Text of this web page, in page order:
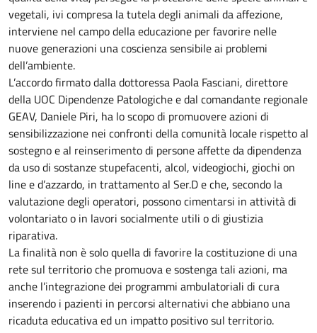
vegetali, ivi compresa la tutela degli animali da affezione,
interviene nel campo della educazione per favorire nelle
nuove generazioni una coscienza sensibile ai problemi
dell’ambiente.
L’accordo firmato dalla dottoressa Paola Fasciani, direttore
della UOC Dipendenze Patologiche e dal comandante regionale
GEAV, Daniele Piri, ha lo scopo di promuovere azioni di
sensibilizzazione nei confronti della comunità locale rispetto al
sostegno e al reinserimento di persone affette da dipendenza
da uso di sostanze stupefacenti, alcol, videogiochi, giochi on
line e d’azzardo, in trattamento al Ser.D e che, secondo la
valutazione degli operatori, possono cimentarsi in attività di
volontariato o in lavori socialmente utili o di giustizia
riparativa.
La finalità non è solo quella di favorire la costituzione di una
rete sul territorio che promuova e sostenga tali azioni, ma
anche l’integrazione dei programmi ambulatoriali di cura
inserendo i pazienti in percorsi alternativi che abbiano una
ricaduta educativa ed un impatto positivo sul territorio.